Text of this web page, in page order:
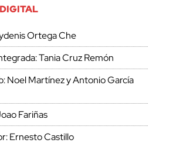
Ortega Che
Tania Cruz Remón
Noel Martínez y Antonio García
Fariñas
Ernesto Castillo